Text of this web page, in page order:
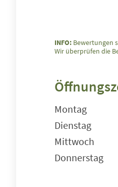
INFO: Bewertungen
Wir überprüfen die
Montag
Dienstag
Mittwoch
Donnerstag